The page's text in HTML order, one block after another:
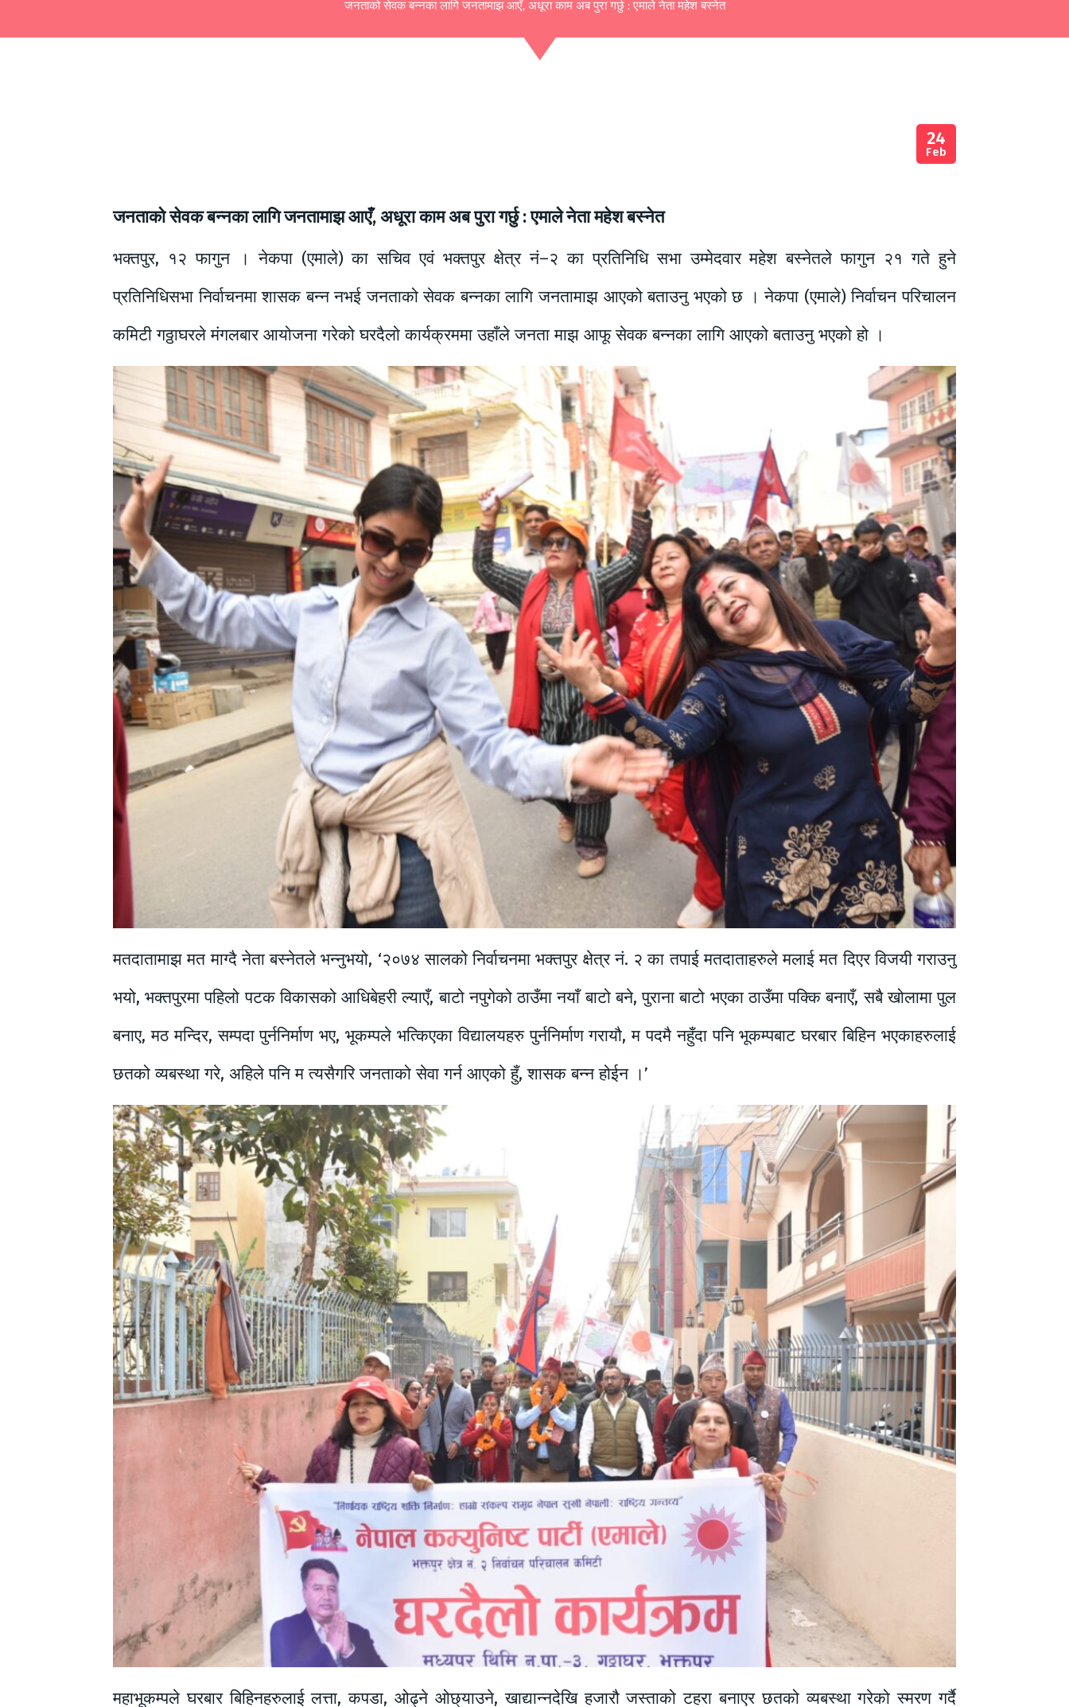
जनताको सेवक बन्नका लागि जनतामाझ आएँ, अधूरा काम अब पुरा गर्छु : एमाले नेता महेश बस्नेत
24
Feb
जनताको सेवक बन्नका लागि जनतामाझ आएँ, अधूरा काम अब पुरा गर्छु : एमाले नेता महेश बस्नेत
भक्तपुर, १२ फागुन । नेकपा (एमाले) का सचिव एवं भक्तपुर क्षेत्र नं–२ का प्रतिनिधि सभा उम्मेदवार महेश बस्नेतले फागुन २१ गते हुने
प्रतिनिधिसभा निर्वाचनमा शासक बन्न नभई जनताको सेवक बन्नका लागि जनतामाझ आएको बताउनु भएको छ । नेकपा (एमाले) निर्वाचन परिचालन
कमिटी गठ्ठाघरले मंगलबार आयोजना गरेको घरदैलो कार्यक्रममा उहाँले जनता माझ आफू सेवक बन्नका लागि आएको बताउनु भएको हो ।
मतदातामाझ मत माग्दै नेता बस्नेतले भन्नुभयो, ‘२०७४ सालको निर्वाचनमा भक्तपुर क्षेत्र नं. २ का तपाई मतदाताहरुले मलाई मत दिएर विजयी गराउनु
भयो, भक्तपुरमा पहिलो पटक विकासको आधिबेहरी ल्याएँ, बाटो नपुगेको ठाउँमा नयाँ बाटो बने, पुराना बाटो भएका ठाउँमा पक्कि बनाएँ, सबै खोलामा पुल
बनाए, मठ मन्दिर, सम्पदा पुर्ननिर्माण भए, भूकम्पले भत्किएका विद्यालयहरु पुर्ननिर्माण गरायौ, म पदमै नहुँदा पनि भूकम्पबाट घरबार बिहिन भएकाहरुलाई
छतको व्यबस्था गरे, अहिले पनि म त्यसैगरि जनताको सेवा गर्न आएको हुँ, शासक बन्न होईन ।’
महाभूकम्पले घरबार बिहिनहरुलाई लत्ता, कपडा, ओढ्ने ओछ्याउने, खाद्यान्नदेखि हजारौ जस्ताको टहरा बनाएर छतको व्यबस्था गरेको स्मरण गर्दै